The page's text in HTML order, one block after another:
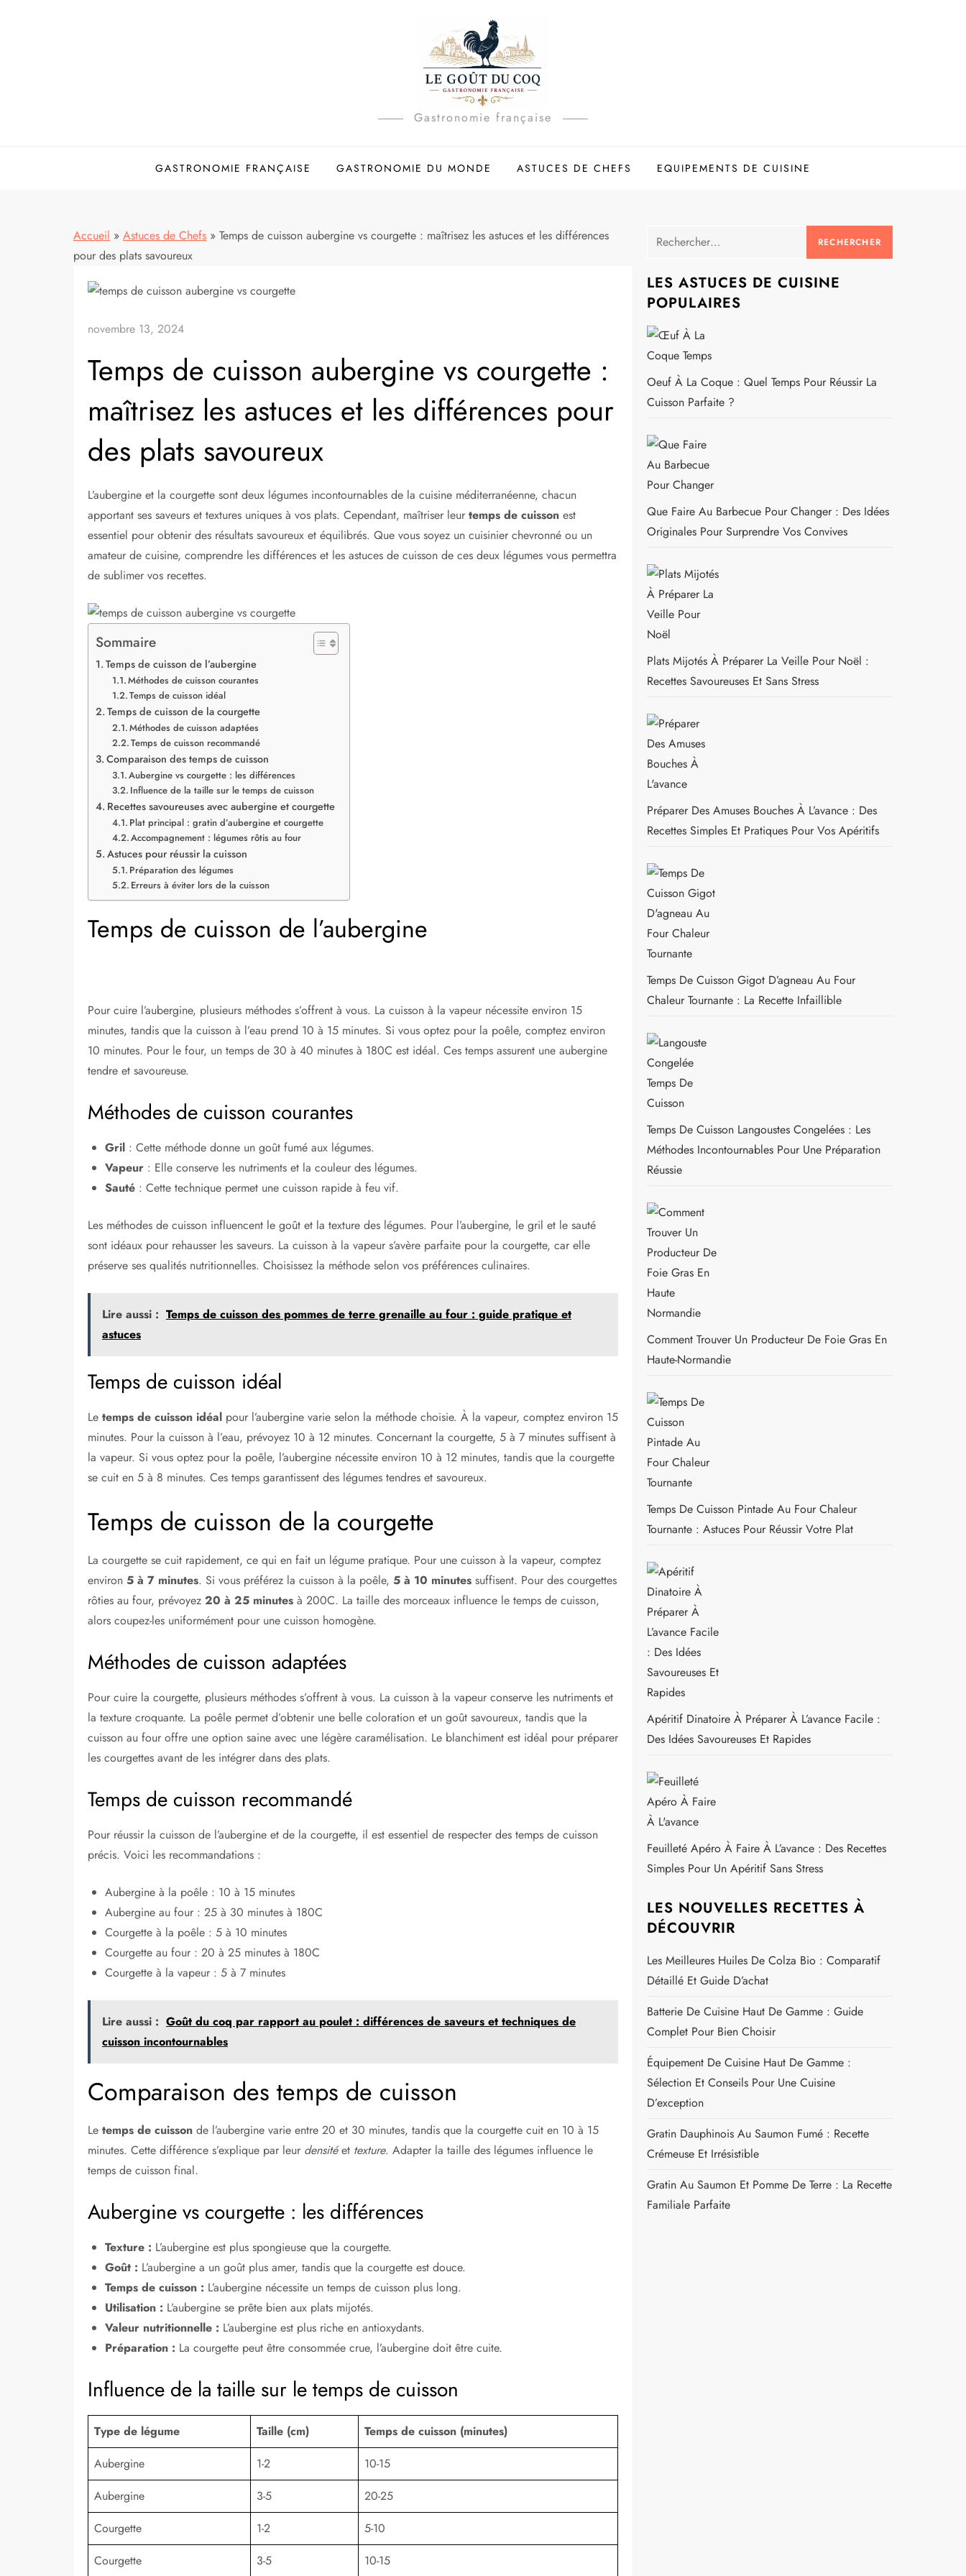
Gastronomie française
GASTRONOMIE FRANÇAISE GASTRONOMIE DU MONDE ASTUCES DE CHEFS EQUIPEMENTS DE CUISINE
Accueil » Astuces de Chefs » Temps de cuisson aubergine vs courgette : maîtrisez les astuces et les différences
pour des plats savoureux
novembre 13, 2024
Temps de cuisson aubergine vs courgette :
maîtrisez les astuces et les différences pour
des plats savoureux
L’aubergine et la courgette sont deux légumes incontournables de la cuisine méditerranéenne, chacun
apportant ses saveurs et textures uniques à vos plats. Cependant, maîtriser leur temps de cuisson est
essentiel pour obtenir des résultats savoureux et équilibrés. Que vous soyez un cuisinier chevronné ou un
amateur de cuisine, comprendre les différences et les astuces de cuisson de ces deux légumes vous permettra
de sublimer vos recettes.
Sommaire
Temps de cuisson de l’aubergine
Méthodes de cuisson courantes
Temps de cuisson idéal
Temps de cuisson de la courgette
Méthodes de cuisson adaptées
Temps de cuisson recommandé
Comparaison des temps de cuisson
Aubergine vs courgette : les différences
Influence de la taille sur le temps de cuisson
Recettes savoureuses avec aubergine et courgette
Plat principal : gratin d’aubergine et courgette
Accompagnement : légumes rôtis au four
Astuces pour réussir la cuisson
Préparation des légumes
Erreurs à éviter lors de la cuisson
Temps de cuisson de l’aubergine
Pour cuire l’aubergine, plusieurs méthodes s’offrent à vous. La cuisson à la vapeur nécessite environ 15
minutes, tandis que la cuisson à l’eau prend 10 à 15 minutes. Si vous optez pour la poêle, comptez environ
10 minutes. Pour le four, un temps de 30 à 40 minutes à 180C est idéal. Ces temps assurent une aubergine
tendre et savoureuse.
Méthodes de cuisson courantes
Gril : Cette méthode donne un goût fumé aux légumes.
Vapeur : Elle conserve les nutriments et la couleur des légumes.
Sauté : Cette technique permet une cuisson rapide à feu vif.
Les méthodes de cuisson influencent le goût et la texture des légumes. Pour l’aubergine, le gril et le sauté
sont idéaux pour rehausser les saveurs. La cuisson à la vapeur s’avère parfaite pour la courgette, car elle
préserve ses qualités nutritionnelles. Choisissez la méthode selon vos préférences culinaires.
Lire aussi : Temps de cuisson des pommes de terre grenaille au four : guide pratique et
astuces
Temps de cuisson idéal
Le temps de cuisson idéal pour l’aubergine varie selon la méthode choisie. À la vapeur, comptez environ 15
minutes. Pour la cuisson à l’eau, prévoyez 10 à 12 minutes. Concernant la courgette, 5 à 7 minutes suffisent à
la vapeur. Si vous optez pour la poêle, l’aubergine nécessite environ 10 à 12 minutes, tandis que la courgette
se cuit en 5 à 8 minutes. Ces temps garantissent des légumes tendres et savoureux.
Temps de cuisson de la courgette
La courgette se cuit rapidement, ce qui en fait un légume pratique. Pour une cuisson à la vapeur, comptez
environ 5 à 7 minutes. Si vous préférez la cuisson à la poêle, 5 à 10 minutes suffisent. Pour des courgettes
rôties au four, prévoyez 20 à 25 minutes à 200C. La taille des morceaux influence le temps de cuisson,
alors coupez-les uniformément pour une cuisson homogène.
Méthodes de cuisson adaptées
Pour cuire la courgette, plusieurs méthodes s’offrent à vous. La cuisson à la vapeur conserve les nutriments et
la texture croquante. La poêle permet d’obtenir une belle coloration et un goût savoureux, tandis que la
cuisson au four offre une option saine avec une légère caramélisation. Le blanchiment est idéal pour préparer
les courgettes avant de les intégrer dans des plats.
Temps de cuisson recommandé
Pour réussir la cuisson de l’aubergine et de la courgette, il est essentiel de respecter des temps de cuisson
précis. Voici les recommandations :
Aubergine à la poêle : 10 à 15 minutes
Aubergine au four : 25 à 30 minutes à 180C
Courgette à la poêle : 5 à 10 minutes
Courgette au four : 20 à 25 minutes à 180C
Courgette à la vapeur : 5 à 7 minutes
Lire aussi : Goût du coq par rapport au poulet : différences de saveurs et techniques de
cuisson incontournables
Comparaison des temps de cuisson
Le temps de cuisson de l’aubergine varie entre 20 et 30 minutes, tandis que la courgette cuit en 10 à 15
minutes. Cette différence s’explique par leur densitéet texture. Adapter la taille des légumes influence le
temps de cuisson final.
Aubergine vs courgette : les différences
Texture : L’aubergine est plus spongieuse que la courgette.
Goût : L’aubergine a un goût plus amer, tandis que la courgette est douce.
Temps de cuisson : L’aubergine nécessite un temps de cuisson plus long.
Utilisation : L’aubergine se prête bien aux plats mijotés.
Valeur nutritionnelle : L’aubergine est plus riche en antioxydants.
Préparation : La courgette peut être consommée crue, l’aubergine doit être cuite.
Influence de la taille sur le temps de cuisson
Type de légume Taille (cm)
Temps de cuisson (minutes)
Aubergine
1-2
10-15
Aubergine
3-5
20-25
Courgette
1-2
5-10
Courgette
3-5 10-15
Rechercher :
LES ASTUCES DE CUISINE
POPULAIRES
Oeuf À La Coque : Quel Temps Pour Réussir La
Cuisson Parfaite ?
Que Faire Au Barbecue Pour Changer : Des Idées
Originales Pour Surprendre Vos Convives
Plats Mijotés À Préparer La Veille Pour Noël :
Recettes Savoureuses Et Sans Stress
Préparer Des Amuses Bouches À L’avance : Des
Recettes Simples Et Pratiques Pour Vos Apéritifs
Temps De Cuisson Gigot D’agneau Au Four
Chaleur Tournante : La Recette Infaillible
Temps De Cuisson Langoustes Congelées : Les
Méthodes Incontournables Pour Une Préparation
Réussie
Comment Trouver Un Producteur De Foie Gras En
Haute-Normandie
Temps De Cuisson Pintade Au Four Chaleur
Tournante : Astuces Pour Réussir Votre Plat
Apéritif Dinatoire À Préparer À L’avance Facile :
Des Idées Savoureuses Et Rapides
Feuilleté Apéro À Faire À L’avance : Des Recettes
Simples Pour Un Apéritif Sans Stress
LES NOUVELLES RECETTES À
DÉCOUVRIR
Les Meilleures Huiles De Colza Bio : Comparatif
Détaillé Et Guide D’achat
Batterie De Cuisine Haut De Gamme : Guide
Complet Pour Bien Choisir
Équipement De Cuisine Haut De Gamme :
Sélection Et Conseils Pour Une Cuisine
D’exception
Gratin Dauphinois Au Saumon Fumé : Recette
Crémeuse Et Irrésistible
Gratin Au Saumon Et Pomme De Terre : La Recette
Familiale Parfaite